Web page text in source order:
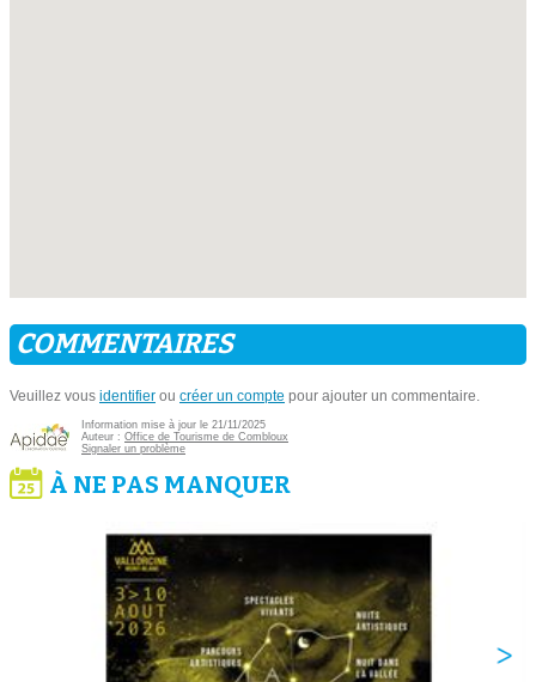
COMMENTAIRES
Veuillez vous identifier ou créer un compte pour ajouter un commentaire.
Information mise à jour le 21/11/2025
Auteur : Office de Tourisme de Combloux
Signaler un problème
À NE PAS MANQUER